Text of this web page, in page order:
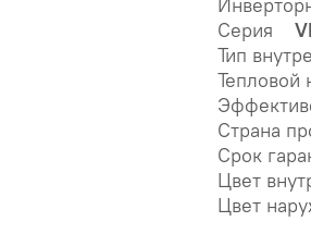
Серия
Тип
Страна
Срок
Цвет
Цвет